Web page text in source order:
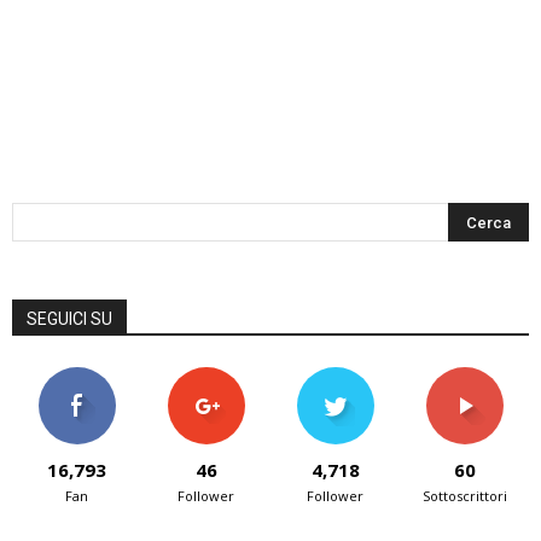
SEGUICI SU
16,793
Fan
46
Follower
4,718
Follower
60
Sottoscrittori